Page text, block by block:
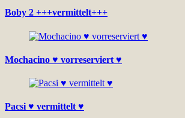
Boby 2 +++vermittelt+++
Mochacino ♥ vorreserviert ♥
Pacsi ♥ vermittelt ♥